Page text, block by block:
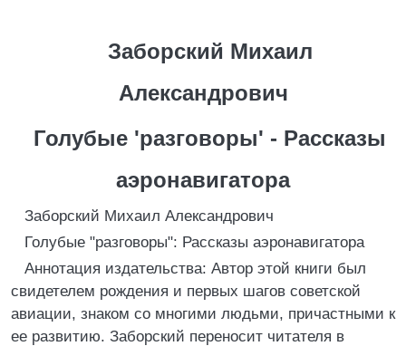
Заборский Михаил
Александрович
Голубые 'разговоры' - Рассказы
аэронавигатора
Заборский Михаил Александрович
Голубые "разговоры": Рассказы аэронавигатора
Аннотация издательства: Автор этой книги был
свидетелем рождения и первых шагов советской
авиации, знаком со многими людьми, причастными к
ее развитию. Заборский переносит читателя в